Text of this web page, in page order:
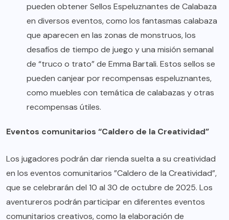
pueden obtener Sellos Espeluznantes de Calabaza
en diversos eventos, como los fantasmas calabaza
que aparecen en las zonas de monstruos, los
desafíos de tiempo de juego y una misión semanal
de “truco o trato” de Emma Bartali. Estos sellos se
pueden canjear por recompensas espeluznantes,
como muebles con temática de calabazas y otras
recompensas útiles.
Eventos comunitarios “Caldero de la Creatividad”
Los jugadores podrán dar rienda suelta a su creatividad
en los eventos comunitarios ”Caldero de la Creatividad”,
que se celebrarán del 10 al 30 de octubre de 2025. Los
aventureros podrán participar en diferentes eventos
comunitarios creativos, como la elaboración de